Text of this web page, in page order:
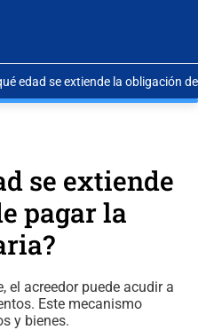
edad se extiende la obligación
se extiende
pagar la
el acreedor puede acudir a
Este mecanismo
y bienes.